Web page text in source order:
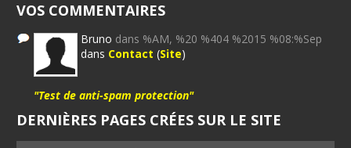
VOS COMMENTAIRES
Bruno dans %AM, %20 %404 %2015 %08:%Sep
dans Contact (Site)
"Test de anti-spam protection"
DERNIÈRES PAGES CRÉES SUR LE SITE